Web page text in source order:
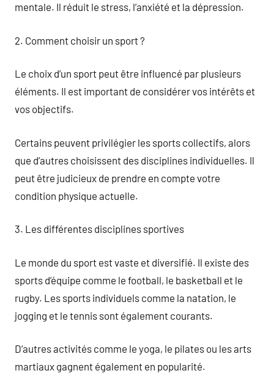
mentale. Il réduit le stress, l’anxiété et la dépression.
2. Comment choisir un sport ?
Le choix d’un sport peut être influencé par plusieurs
éléments. Il est important de considérer vos intérêts et
vos objectifs.
Certains peuvent privilégier les sports collectifs, alors
que d’autres choisissent des disciplines individuelles. Il
peut être judicieux de prendre en compte votre
condition physique actuelle.
3. Les différentes disciplines sportives
Le monde du sport est vaste et diversifié. Il existe des
sports d’équipe comme le football, le basketball et le
rugby. Les sports individuels comme la natation, le
jogging et le tennis sont également courants.
D’autres activités comme le yoga, le pilates ou les arts
martiaux gagnent également en popularité.